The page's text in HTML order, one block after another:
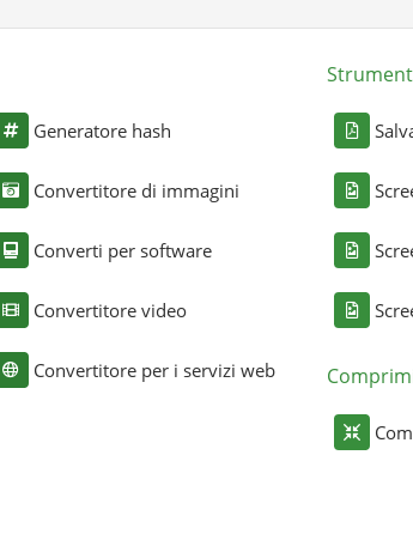
Generatore hash
Convertitore di immagini
Converti per software
Convertitore video
Convertitore per i servizi web